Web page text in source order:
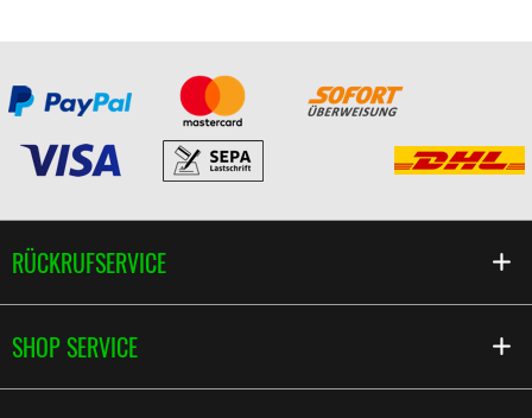
RÜCKRUFSERVICE
SHOP SERVICE